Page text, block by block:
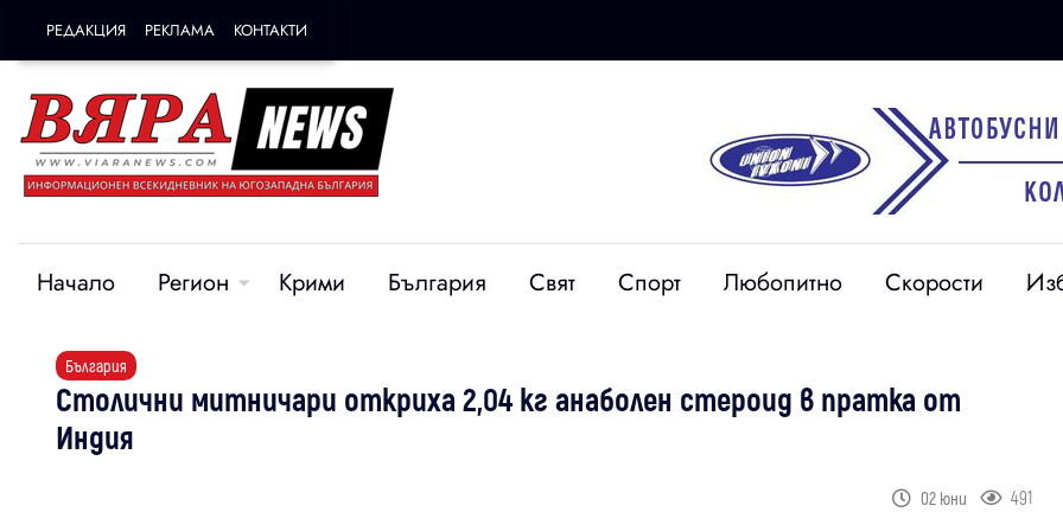
РЕДАКЦИЯ РЕКЛАМА КОНТАКТИ
Начало Регион Крими България Свят Спорт Любопитно Скорости
България
Столични митничари откриха 2,04 кг анаболен стероид в пратка от
Индия
02 юни 491